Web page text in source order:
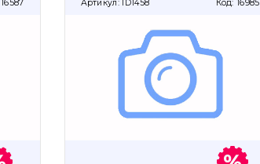
16587 Артикул: ID1458 Код: 16985